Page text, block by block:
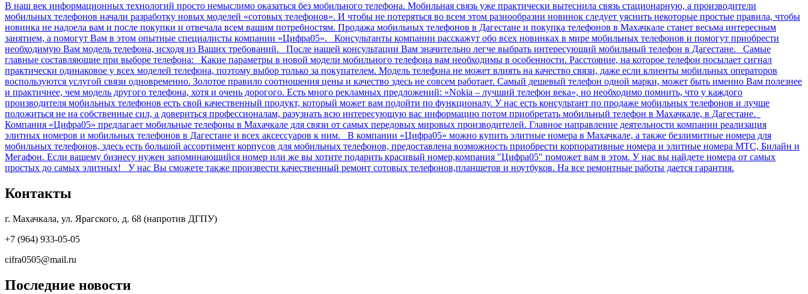
В наш век информационных технологий просто немыслимо оказаться без мобильного телефона. Мобильная связь уже практически вытеснила связь стационарную, а производители
мобильных телефонов начали разработку новых моделей «сотовых телефонов». И чтобы не потеряться во всем этом разнообразии новинок следует уяснить некоторые простые правила, чтобы
новинка не надоела вам и после покупки и отвечала всем вашим потребностям. Продажа мобильных телефонов в Дагестане и покупка телефонов в Махачкале станет весьма интересным
занятием, а помогут Вам в этом опытные специалисты компании «Цифра05». Консультанты компании расскажут обо всех новинках в мире мобильных телефонов и помогут приобрести
необходимую Вам модель телефона, исходя из Ваших требований. После нашей консультации Вам значительно легче выбрать интересующий мобильный телефон в Дагестане. Самые
главные составляющие при выборе телефона: Какие параметры в новой модели мобильного телефона вам необходимы в особенности. Расстояние, на которое телефон посылает сигнал
практически одинаковое у всех моделей телефона, поэтому выбор только за покупателем. Модель телефона не может влиять на качество связи, даже если клиенты мобильных операторов
воспользуются услугой связи одновременно. Золотое правило соотношения цены и качество здесь не совсем работает. Самый дешевый телефон одной марки, может быть именно Вам полезнее
и практичнее, чем модель другого телефона, хотя и очень дорогого. Есть много рекламных предложений: «Nokia – лучший телефон века», но необходимо помнить, что у каждого
производителя мобильных телефонов есть свой качественный продукт, который может вам подойти по функционалу. У нас есть консультант по продаже мобильных телефонов и лучше
положиться не на собственные сил, а довериться профессионалам, разузнать всю интересующую вас информацию потом приобретать мобильный телефон в Махачкале, в Дагестане.
Компания «Цифра05» предлагает мобильные телефоны в Махачкале для связи от самых передовых мировых производителей. Главное направление деятельности компании реализация
элитных номеров и мобильных телефонов в Дагестане и всех аксессуаров к ним. В компании «Цифра05» можно купить элитные номера в Махачкале, а также безлимитные номера для
мобильных телефонов, здесь есть большой ассортимент корпусов для мобильных телефонов, предоставлена возможность приобрести корпоративные номера и элитные номера МТС, Билайн и
Мегафон. Если вашему бизнесу нужен запоминающийся номер или же вы хотите подарить красивый номер,компания "Цифра05" поможет вам в этом. У нас вы найдете номера от самых
простых до самых элитных! У нас Вы сможете также произвести качественный ремонт сотовых телефонов,планшетов и ноутбуков. На все ремонтные работы дается гарантия.
Контакты
г. Махачкала, ул. Ярагского, д. 68 (напротив ДГПУ)
+7 (964) 933-05-05
cifra0505@mail.ru
Последние новости